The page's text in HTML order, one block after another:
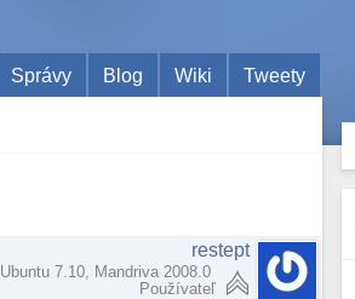
Správy Blog Wiki Tweety
restept
Ubuntu 7.10, Mandriva 2008.0
Používateľ